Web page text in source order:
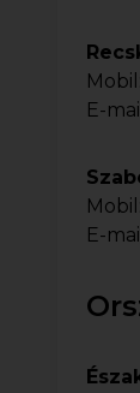
Mobil:
E-
Mobil:
E-